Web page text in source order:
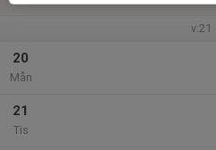
v.21
20
Mån
21
Tis